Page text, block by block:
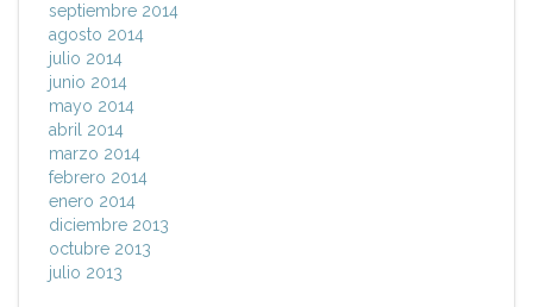
septiembre 2014
agosto 2014
julio 2014
junio 2014
mayo 2014
abril 2014
marzo 2014
febrero 2014
enero 2014
diciembre 2013
octubre 2013
julio 2013